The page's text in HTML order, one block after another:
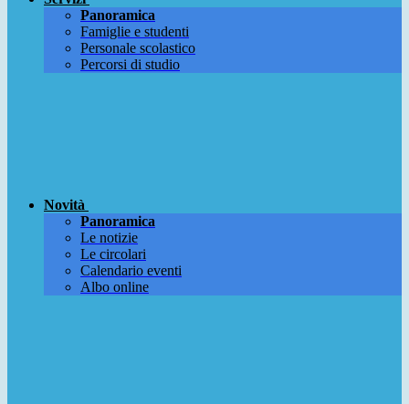
Panoramica
Famiglie e studenti
Personale scolastico
Percorsi di studio
Novità
Panoramica
Le notizie
Le circolari
Calendario eventi
Albo online